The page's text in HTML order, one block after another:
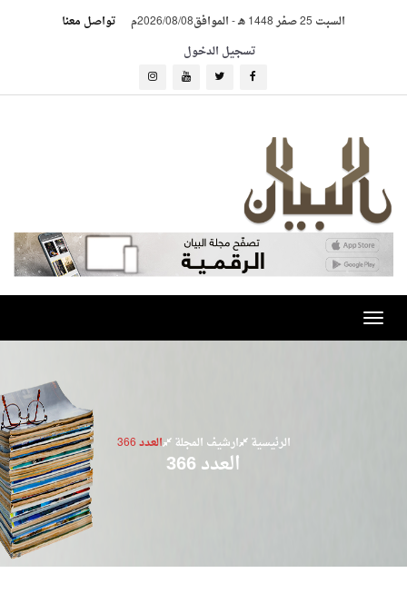
السبت 25 صفر 1448 هـ -الموافق2026/08/08م
تواصل معنا
تسجيل الدخول
Toggle
navigation
الرئيسية ارشيف المجلة العدد 366
العدد 366